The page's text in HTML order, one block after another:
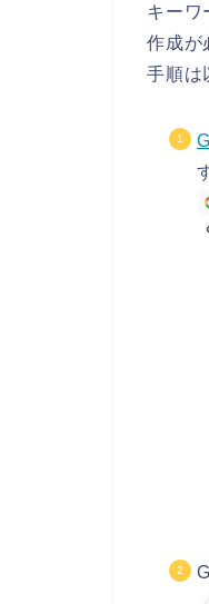
キーワ
作成が
手順は